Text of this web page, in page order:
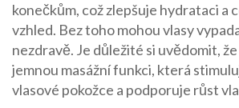
konečkům, což zlepšuje hydrataci a
vzhled. Bez toho mohou vlasy
nezdravě. Je důležité si uvědomit,
jemnou masážní funkci, která
vlasové pokožce a podporuje růst